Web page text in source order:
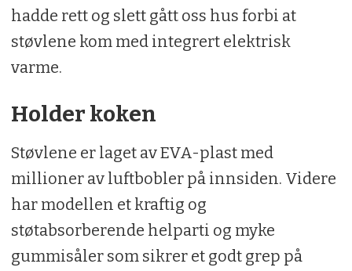
hadde rett og slett gått oss hus forbi at
støvlene kom med integrert elektrisk
varme.
Holder koken
Støvlene er laget av EVA-plast med
millioner av luftbobler på innsiden. Videre
har modellen et kraftig og
støtabsorberende helparti og myke
gummisåler som sikrer et godt grep på